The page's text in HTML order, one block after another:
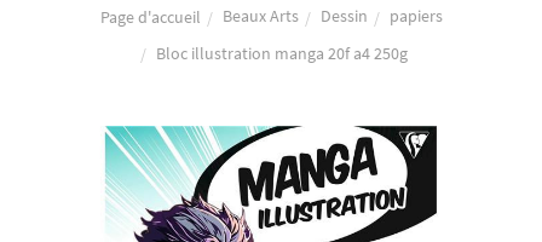
Page d'accueil Beaux Arts Dessin
papiers
Bloc illustration manga 20f a4 250g